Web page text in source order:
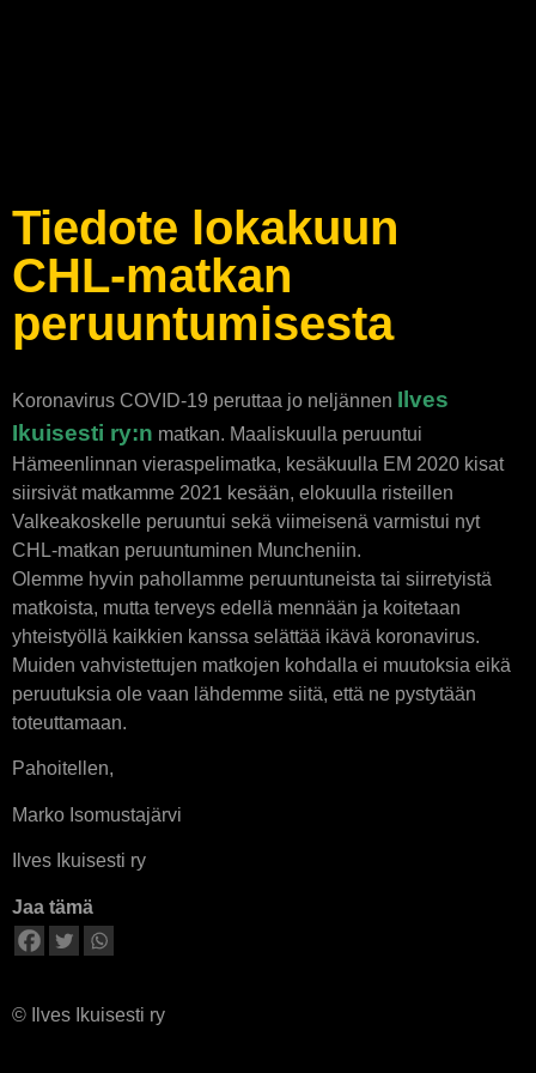
Tiedote lokakuun
CHL-matkan
peruuntumisesta
Koronavirus COVID-19 peruttaa jo neljännen Ilves
Ikuisesti ry:n matkan. Maaliskuulla peruuntui
Hämeenlinnan vieraspelimatka, kesäkuulla EM 2020 kisat
siirsivät matkamme 2021 kesään, elokuulla risteillen
Valkeakoskelle peruuntui sekä viimeisenä varmistui nyt
CHL-matkan peruuntuminen Muncheniin.
Olemme hyvin pahollamme peruuntuneista tai siirretyistä
matkoista, mutta terveys edellä mennään ja koitetaan
yhteistyöllä kaikkien kanssa selättää ikävä koronavirus.
Muiden vahvistettujen matkojen kohdalla ei muutoksia eikä
peruutuksia ole vaan lähdemme siitä, että ne pystytään
toteuttamaan.
Pahoitellen,
Marko Isomustajärvi
Ilves Ikuisesti ry
Jaa tämä
© Ilves Ikuisesti ry